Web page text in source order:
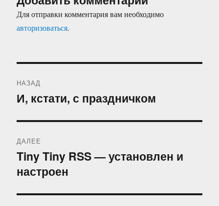
Для отправки комментария вам необходимо
авторизоваться.
по
НАЗАД
Предыдущая
И, кстати, с праздничком
ДАЛЕЕ
Следующая
запись:
Tiny Tiny RSS — установлен и
настроен